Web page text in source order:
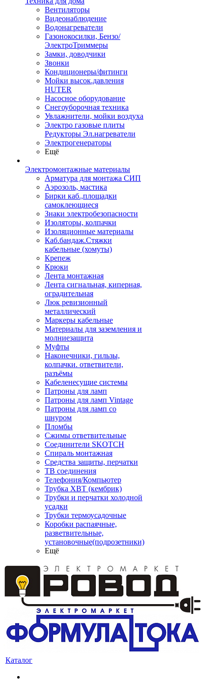
Вентиляторы
Видеонаблюдение
Водонагреватели
Газонокосилки, Бензо/
ЭлектроТриммеры
Замки, доводчики
Звонки
Кондиционеры/фитинги
Мойки высок.давления
HUTER
Насосное оборудование
Снегоуборочная техника
Увлажнители, мойки воздуха
Электро газовые плиты
Редукторы Эл.нагреватели
Электрогенераторы
Ещё
Электромонтажные материалы
Арматура для монтажа СИП
Аэрозоль, мастика
Бирки каб.,площадки
самоклеющиеся
Знаки электробезопасности
Изоляторы, колпачки
Изоляционные материалы
Каб.бандаж.Стяжки
кабельные (хомуты)
Крепеж
Крюки
Лента монтажная
Лента сигнальная, киперная,
оградительная
Люк ревизионный
металлический
Маркеры кабельные
Материалы для заземления и
молниезащита
Муфты
Наконечники, гильзы,
колпачки. ответвители,
разъёмы
Кабеленесущие системы
Патроны для ламп
Патроны для ламп Vintage
Патроны для ламп со
шнуром
Пломбы
Сжимы ответвительные
Соединители SKOTCH
Спираль монтажная
Средства защиты, перчатки
ТВ соединения
Телефония/Компьютер
Трубка ХВТ (кембрик)
Трубки и перчатки холодной
усадки
Трубки термоусадочные
Коробки распаячные,
разветвительные,
установочные(подрозетники)
Ещё
Каталог